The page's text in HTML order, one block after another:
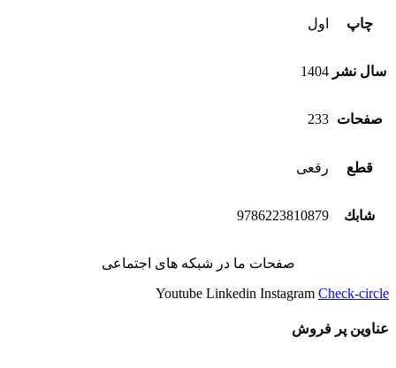
چاپ اول
سال نشر 1404
صفحات 233
قطع رقعی
شابك 9786223810879
صفحات ما در شبکه های اجتماعی
Youtube Linkedin Instagram Check-circle
عناوین پر فروش